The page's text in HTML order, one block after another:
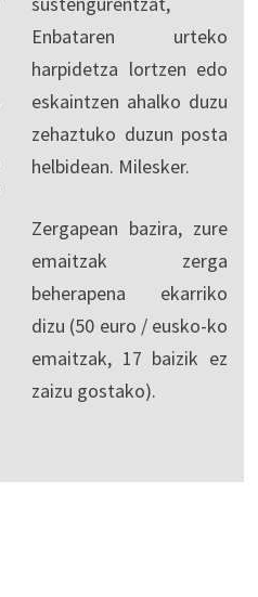
Enbataren urteko
harpidetza lortzen edo
eskaintzen ahalko duzu
zehaztuko duzun posta
helbidean. Milesker.
Zergapean bazira, zure
emaitzak zerga
beherapena ekarriko
dizu (50 euro / eusko-ko
emaitzak, 17 baizik ez
zaizu gostako).